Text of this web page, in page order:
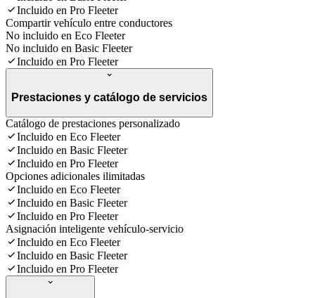
Incluido en Pro Fleeter
Compartir vehículo entre conductores
No incluido en Eco Fleeter
No incluido en Basic Fleeter
Incluido en Pro Fleeter
Prestaciones y catálogo de servicios
Catálogo de prestaciones personalizado
Incluido en Eco Fleeter
Incluido en Basic Fleeter
Incluido en Pro Fleeter
Opciones adicionales ilimitadas
Incluido en Eco Fleeter
Incluido en Basic Fleeter
Incluido en Pro Fleeter
Asignación inteligente vehículo-servicio
Incluido en Eco Fleeter
Incluido en Basic Fleeter
Incluido en Pro Fleeter